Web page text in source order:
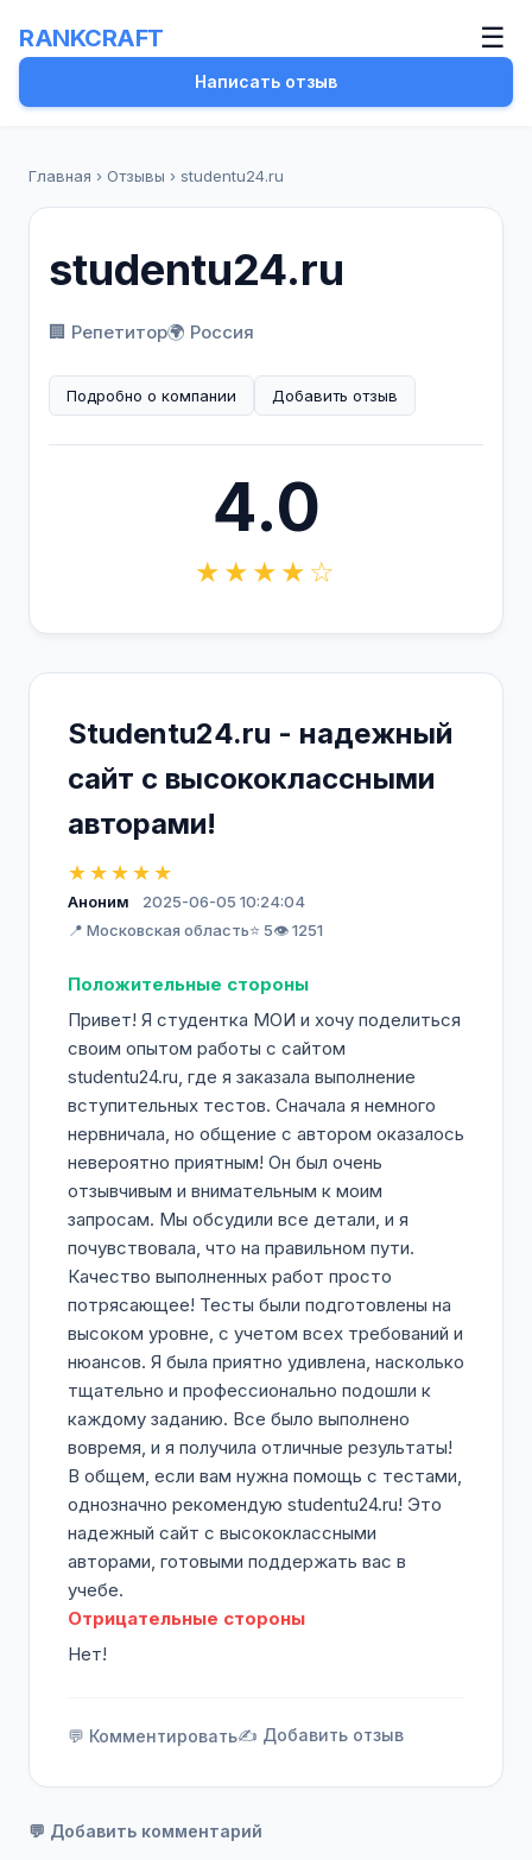
RANKCRAFT ☰
Написать отзыв
Главная › Отзывы › studentu24.ru
studentu24.ru
🏢 Репетитор🌍 Россия
Подробно о компании Добавить отзыв
4.0
★★★★☆
Studentu24.ru - надежный
сайт с высококлассными
авторами!
★★★★★
Аноним
2025-06-05 10:24:04
📍 Московская область⭐ 5👁️ 1251
Положительные стороны
Привет! Я студентка МОИ и хочу поделиться
своим опытом работы с сайтом
studentu24.ru, где я заказала выполнение
вступительных тестов. Сначала я немного
нервничала, но общение с автором оказалось
невероятно приятным! Он был очень
отзывчивым и внимательным к моим
запросам. Мы обсудили все детали, и я
почувствовала, что на правильном пути.
Качество выполненных работ просто
потрясающее! Тесты были подготовлены на
высоком уровне, с учетом всех требований и
нюансов. Я была приятно удивлена, насколько
тщательно и профессионально подошли к
каждому заданию. Все было выполнено
вовремя, и я получила отличные результаты!
В общем, если вам нужна помощь с тестами,
однозначно рекомендую studentu24.ru! Это
надежный сайт с высококлассными
авторами, готовыми поддержать вас в
учебе.
Отрицательные стороны
Нет!
💬 Комментировать✍️ Добавить отзыв
💬 Добавить комментарий